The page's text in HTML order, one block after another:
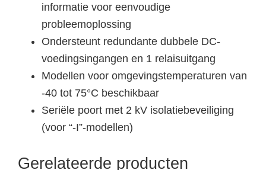
informatie voor eenvoudige
probleemoplossing
Ondersteunt redundante dubbele DC-
voedingsingangen en 1 relaisuitgang
Modellen voor omgevingstemperaturen van
-40 tot 75°C beschikbaar
Seriële poort met 2 kV isolatiebeveiliging
(voor “-I”-modellen)
Gerelateerde producten